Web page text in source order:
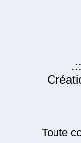
.::
Toute